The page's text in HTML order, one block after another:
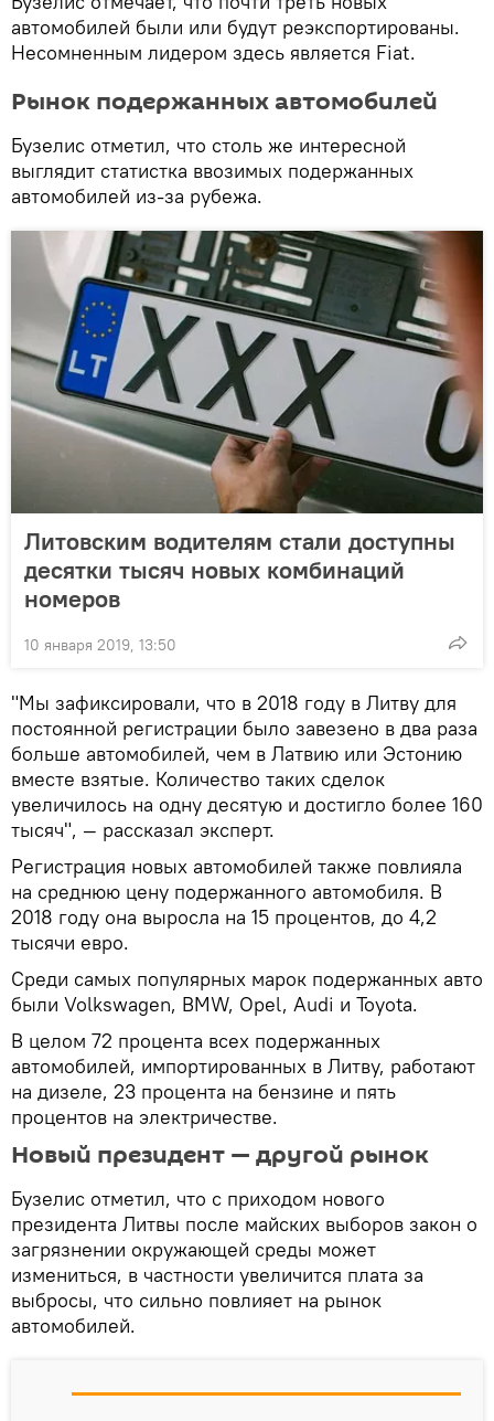
автомобилей были или будут реэкспортированы.
Несомненным лидером здесь является Fiat.
Рынок подержанных автомобилей
Бузелис отметил, что столь же интересной
выглядит статистка ввозимых подержанных
автомобилей из-за рубежа.
Литовским водителям стали доступны
десятки тысяч новых комбинаций
номеров
10 января 2019, 13:50
"Мы зафиксировали, что в 2018 году в Литву для
постоянной регистрации было завезено в два раза
больше автомобилей, чем в Латвию или Эстонию
вместе взятые. Количество таких сделок
увеличилось на одну десятую и достигло более 160
тысяч", — рассказал эксперт.
Регистрация новых автомобилей также повлияла
на среднюю цену подержанного автомобиля. В
2018 году она выросла на 15 процентов, до 4,2
тысячи евро.
Среди самых популярных марок подержанных авто
были Volkswagen, BMW, Opel, Audi и Toyota.
В целом 72 процента всех подержанных
автомобилей, импортированных в Литву, работают
на дизеле, 23 процента на бензине и пять
процентов на электричестве.
Новый президент — другой рынок
Бузелис отметил, что с приходом нового
президента Литвы после майских выборов закон о
загрязнении окружающей среды может
измениться, в частности увеличится плата за
выбросы, что сильно повлияет на рынок
автомобилей.